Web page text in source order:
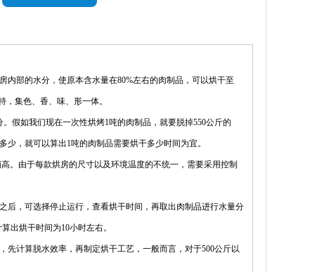
部的水分，使原本含水量在80%左右的肉制品，可以烘干至
集色、香、味、形一体。
假如我们现在一次性烘烤1吨的肉制品，就要脱掉550公斤的
，就可以算出1吨的肉制品需要烘干多少时间为宜。
。由于每款烘房的尺寸以及环境温度的不统一，需要采用控制
后，可选择停止运行，查看烘干时间，再取出肉制品进行水量分
出烘干时间为10小时左右。
计算脱水效率，再制定烘干工艺，一般而言，对于500公斤以